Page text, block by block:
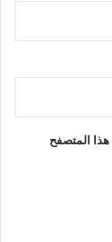
هذا المتصفح